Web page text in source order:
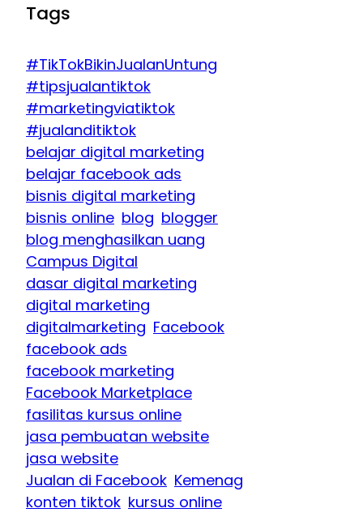
Tags
#TikTokBikinJualanUntung
#tipsjualantiktok
#marketingviatiktok
#jualanditiktok
belajar digital marketing
belajar facebook ads
bisnis digital marketing
bisnis online blog blogger
blog menghasilkan uang
Campus Digital
dasar digital marketing
digital marketing
digitalmarketing Facebook
facebook ads
facebook marketing
Facebook Marketplace
fasilitas kursus online
jasa pembuatan website
jasa website
Jualan di Facebook Kemenag
konten tiktok kursus online